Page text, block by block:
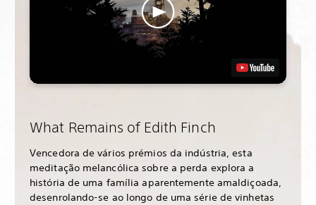
What Remains of Edith Finch
Vencedora de vários prémios da indústria, esta
meditação melancólica sobre a perda explora a
história de uma família aparentemente amaldiçoada,
desenrolando-se ao longo de uma série de vinhetas